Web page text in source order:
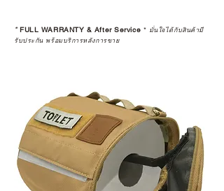
*FULL WARRANTY & After Service * มั่นใจได้กับสินค้ามี
รับประกัน พร้อมบริการหลังการขาย